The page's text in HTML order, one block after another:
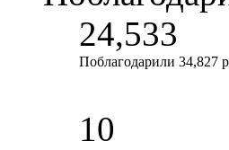
24,533
Поблагодарили 34,827
10